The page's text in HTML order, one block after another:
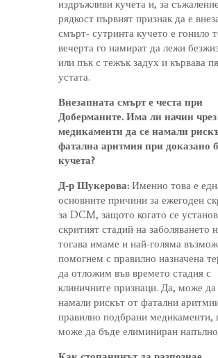
издръжливи кучета и, за
рядкост първият признак да е
смърт- сутринта кучето е гонило
вечерта го намират да лежи
или пък с тежък задух и кървава
устата.
Внезапната смърт е честа при
Доберманите. Има ли начин чрез
медикаменти да се намали
фатална аритмия при доказано
кучета?
Д-р Шукерова: Именно това е
основните причини за ежегоден
за DCM, защото когато се
скритият стадий на заболяването
тогава имаме и най-голяма
помогнем с правилно назначена
да отложим във времето стадия с
клиничните признаци. Да, може да
намали рискът от фатални
правилно подбрани медикаменти,
може да бъде елиминиран